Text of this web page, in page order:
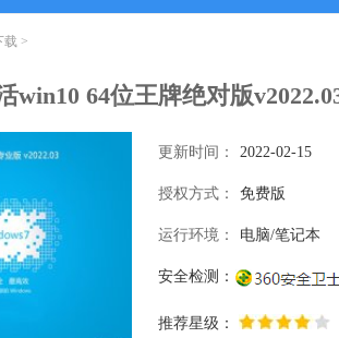
载 >
win10 64位王牌绝对版
更新时间： 2022-02-15
授权方式： 免费版
运行环境： 电脑/笔记本
安全检测：
推荐星级：